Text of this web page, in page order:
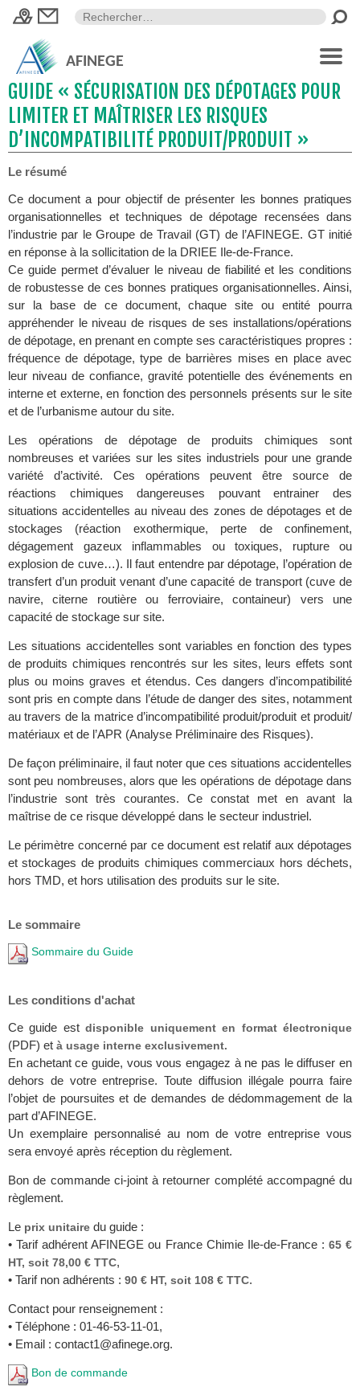
AFINEGE
GUIDE « SÉCURISATION DES DÉPOTAGES POUR
LIMITER ET MAÎTRISER LES RISQUES
D’INCOMPATIBILITÉ PRODUIT/PRODUIT »
Le résumé
Ce document a pour objectif de présenter les bonnes pratiques
organisationnelles et techniques de dépotage recensées dans
l’industrie par le Groupe de Travail (GT) de l’AFINEGE. GT initié
en réponse à la sollicitation de la DRIEE Ile-de-France.
Ce guide permet d’évaluer le niveau de fiabilité et les conditions
de robustesse de ces bonnes pratiques organisationnelles. Ainsi,
sur la base de ce document, chaque site ou entité pourra
appréhender le niveau de risques de ses installations/opérations
de dépotage, en prenant en compte ses caractéristiques propres :
fréquence de dépotage, type de barrières mises en place avec
leur niveau de confiance, gravité potentielle des événements en
interne et externe, en fonction des personnels présents sur le site
et de l’urbanisme autour du site.
Les opérations de dépotage de produits chimiques sont
nombreuses et variées sur les sites industriels pour une grande
variété d’activité. Ces opérations peuvent être source de
réactions chimiques dangereuses pouvant entrainer des
situations accidentelles au niveau des zones de dépotages et de
stockages (réaction exothermique, perte de confinement,
dégagement gazeux inflammables ou toxiques, rupture ou
explosion de cuve…). Il faut entendre par dépotage, l’opération de
transfert d’un produit venant d’une capacité de transport (cuve de
navire, citerne routière ou ferroviaire, containeur) vers une
capacité de stockage sur site.
Les situations accidentelles sont variables en fonction des types
de produits chimiques rencontrés sur les sites, leurs effets sont
plus ou moins graves et étendus. Ces dangers d’incompatibilité
sont pris en compte dans l’étude de danger des sites, notamment
au travers de la matrice d’incompatibilité produit/produit et produit/
matériaux et de l’APR (Analyse Préliminaire des Risques).
De façon préliminaire, il faut noter que ces situations accidentelles
sont peu nombreuses, alors que les opérations de dépotage dans
l’industrie sont très courantes. Ce constat met en avant la
maîtrise de ce risque développé dans le secteur industriel.
Le périmètre concerné par ce document est relatif aux dépotages
et stockages de produits chimiques commerciaux hors déchets,
hors TMD, et hors utilisation des produits sur le site.
Le sommaire
Sommaire du Guide
Les conditions d'achat
Ce guide estdisponible uniquement en format électronique
(PDF) et à usage interne exclusivement.
En achetant ce guide, vous vous engagez à ne pas le diffuser en
dehors de votre entreprise. Toute diffusion illégale pourra faire
l’objet de poursuites et de demandes de dédommagement de la
part d’AFINEGE.
Un exemplaire personnalisé au nom de votre entreprise vous
sera envoyé après réception du règlement.
Bon de commande ci-joint à retourner complété accompagné du
règlement.
Le prix unitaire du guide :
• Tarif adhérent AFINEGE ou France Chimie Ile-de-France : 65 €
HT, soit 78,00 € TTC,
• Tarif non adhérents : 90 € HT, soit 108 € TTC.
Contact pour renseignement :
• Téléphone : 01-46-53-11-01,
• Email : contact1@afinege.org.
Bon de commande